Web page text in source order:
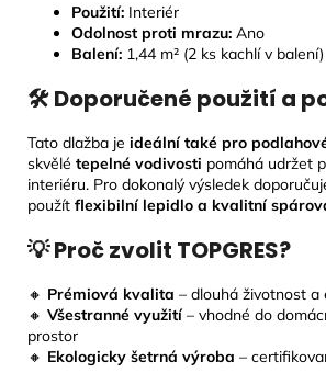
Použití: Interiér
Odolnost proti mrazu: Ano
Balení: 1,44 m² (2 ks kachlí v balení)
🛠 Doporučené použití a
Tato dlažba je ideální také pro
skvělé tepelné vodivosti pomáhá udržet
interiéru. Pro dokonalý výsledek
použít flexibilní lepidlo a kvalitní
💡 Proč zvolit TOPGRES?
🔸 Prémiová kvalita – dlouhá životnost a
🔸 Všestranné využití – vhodné do
prostor
🔸 Ekologicky šetrná výroba –